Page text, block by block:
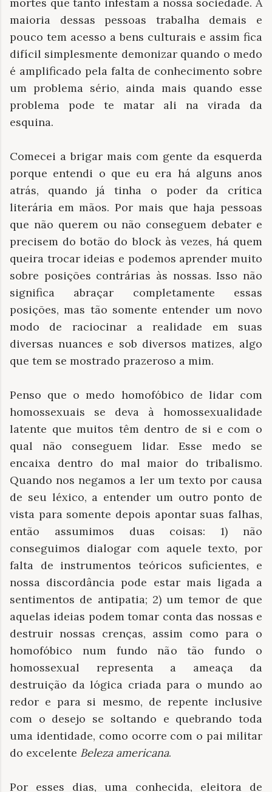
maioria dessas pessoas trabalha demais e
pouco tem acesso a bens culturais e assim fica
difícil simplesmente demonizar quando o medo
é amplificado pela falta de conhecimento sobre
um problema sério, ainda mais quando esse
problema pode te matar ali na virada da
esquina.
Comecei a brigar mais com gente da esquerda
porque entendi o que eu era há alguns anos
atrás, quando já tinha o poder da crítica
literária em mãos. Por mais que haja pessoas
que não querem ou não conseguem debater e
precisem do botão do block às vezes, há quem
queira trocar ideias e podemos aprender muito
sobre posições contrárias às nossas. Isso não
significa abraçar completamente essas
posições, mas tão somente entender um novo
modo de raciocinar a realidade em suas
diversas nuances e sob diversos matizes, algo
que tem se mostrado prazeroso a mim.
Penso que o medo homofóbico de lidar com
homossexuais se deva à homossexualidade
latente que muitos têm dentro de si e com o
qual não conseguem lidar. Esse medo se
encaixa dentro do mal maior do tribalismo.
Quando nos negamos a ler um texto por causa
de seu léxico, a entender um outro ponto de
vista para somente depois apontar suas falhas,
então assumimos duas coisas: 1) não
conseguimos dialogar com aquele texto, por
falta de instrumentos teóricos suficientes, e
nossa discordância pode estar mais ligada a
sentimentos de antipatia; 2) um temor de que
aquelas ideias podem tomar conta das nossas e
destruir nossas crenças, assim como para o
homofóbico num fundo não tão fundo o
homossexual representa a ameaça da
destruição da lógica criada para o mundo ao
redor e para si mesmo, de repente inclusive
com o desejo se soltando e quebrando toda
uma identidade, como ocorre com o pai militar
do excelente Beleza americana.
Por esses dias, uma conhecida, eleitora de